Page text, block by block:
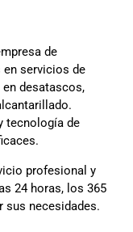
de
en servicios de
desatascos,
tecnología de
profesional y
24 horas, los 365
sus necesidades.